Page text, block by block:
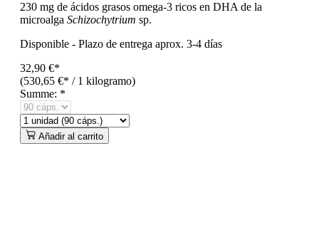
230 mg de ácidos grasos omega-3 ricos en DHA de la
microalga Schizochytrium sp.
Disponible - Plazo de entrega aprox. 3-4 días
32,90 €*
(530,65 €* / 1 kilogramo)
Summe: *
Añadir al carrito